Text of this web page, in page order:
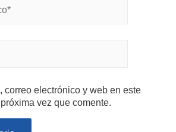
correo electrónico y web en este
vez que comente.